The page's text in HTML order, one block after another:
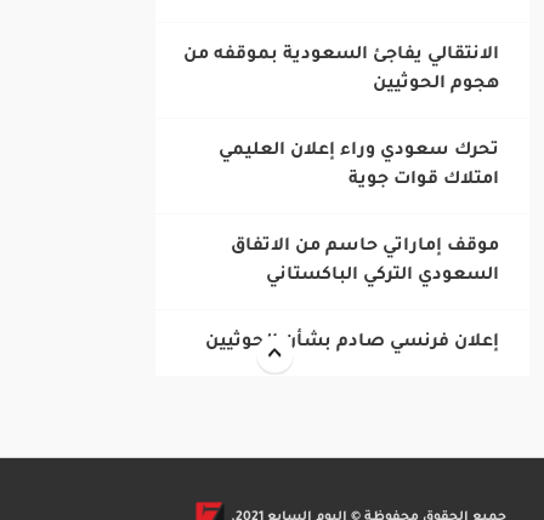
‎الانتقالي يفاجئ السعودية بموقفه من
هجوم الحوثيين
‎تحرك سعودي وراء إعلان العليمي
امتلاك قوات جوية
‎موقف إماراتي حاسم من الاتفاق
السعودي التركي الباكستاني